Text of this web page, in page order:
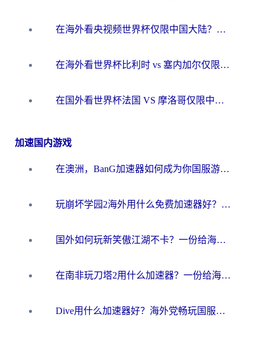
在海外看央视频世界杯仅限中国大陆？这篇指南帮你解锁中文解说+无卡顿直播
在海外看世界杯比利时 vs 塞内加尔仅限中国大陆？我找到了最流畅的中文解说之路
在国外看世界杯法国 VS 摩洛哥仅限中国大陆？海外党这样看中文解说赛事不卡顿
加速国内游戏
在澳洲，BanG加速器如何成为你国服游戏的“时光机”？
玩崩坏学园2海外用什么免费加速器好？2026海外党亲测国服游戏加速指南
国外如何玩新笑傲江湖不卡？一份给海外游子的终极网络指南
在南非玩刀塔2用什么加速器？一份给海外游子的终极生存指南
Dive用什么加速器好？海外党畅玩国服游戏的终极避坑指南